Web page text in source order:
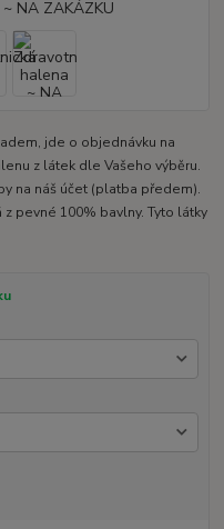
jde o objednávku na
z látek dle Vašeho výběru.
na náš účet (platba předem).
pevné 100% bavlny. Tyto látky